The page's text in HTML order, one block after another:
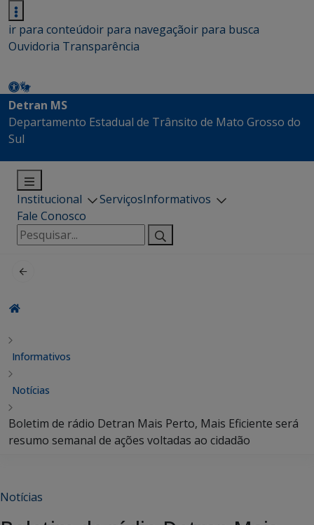
ir para conteúdoir para navegaçãoir para busca
Ouvidoria Transparência
Detran MS
Departamento Estadual de Trânsito de Mato Grosso do
Sul
Institucional ServiçosInformativos
Fale Conosco
Pesquisar
por:
Informativos
Notícias
Boletim de rádio Detran Mais Perto, Mais Eficiente será
resumo semanal de ações voltadas ao cidadão
Notícias